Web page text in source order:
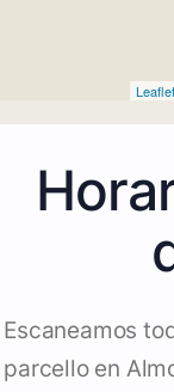
Leaflet
Escaneamos
parcello en